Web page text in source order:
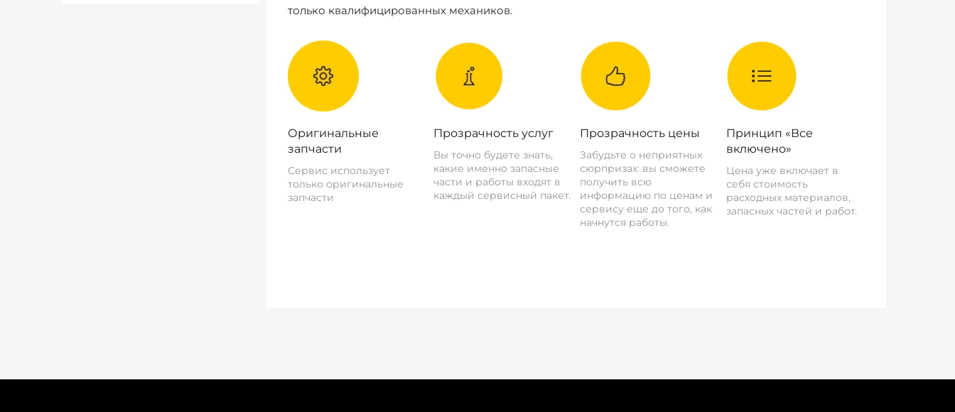
только квалифицированных механиков.
Оригинальные
запчасти
Сервис использует
только оригинальные
запчасти
Прозрачность услуг
Вы точно будете знать,
какие именно запасные
части и работы входят в
каждый сервисный пакет.
Прозрачность цены
Забудьте о неприятных
сюрпризах: вы сможете
получить всю
информацию по ценам и
сервису еще до того, как
начнутся работы.
Принцип «Все
включено»
Цена уже включает в
себя стоимость
расходных материалов,
запасных частей и работ.